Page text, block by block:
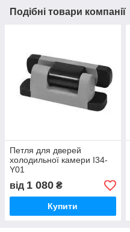
Подібні товари компанії
Петля для дверей
холодильної камери I34-
Y01
від 1 080 ₴
Купити